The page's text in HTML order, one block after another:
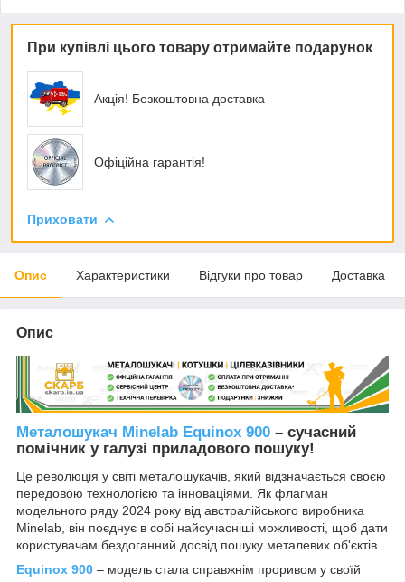
При купівлі цього товару отримайте подарунок
Акція! Безкоштовна доставка
Офіційна гарантія!
Приховати
Опис Характеристики Відгуки про товар Доставка
Опис
Металошукач Minelab Equinox 900 – сучасний
помічник у галузі приладового пошуку!
Це революція у світі металошукачів, який відзначається своєю
передовою технологією та інноваціями. Як флагман
модельного ряду 2024 року від австралійського виробника
Minelab, він поєднує в собі найсучасніші можливості, щоб дати
користувачам бездоганний досвід пошуку металевих об'єктів.
Equinox 900 – модель стала справжнім проривом у своїй